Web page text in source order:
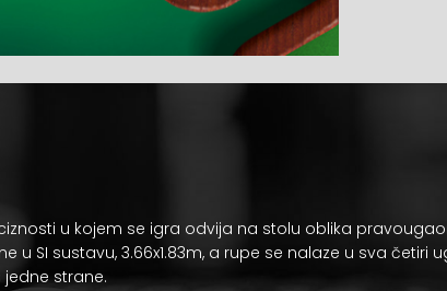
u kojem se igra odvija na stolu oblika
u SI sustavu, 3.66x1.83m, a rupe se nalaze u sva četiri
strane.